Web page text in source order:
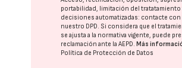
portabilidad, limitación del tratatamiento
decisiones automatizadas: contacte con
nuestro DPD. Si considera que el
se ajusta a la normativa vigente, puede
reclamación ante laAEPD. Más
Política de Protección de Datos